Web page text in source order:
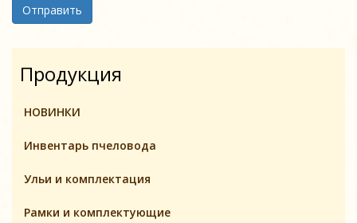
Отправить
Продукция
НОВИНКИ
Инвентарь пчеловодa
Ульи и комплектация
Pамки и комплeктующие